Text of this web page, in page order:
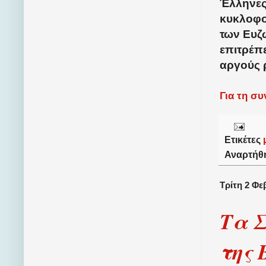
των
επιτρέπ
αργούς
Για τη
Ετικέτες
Τρίτη 2
Τα
της